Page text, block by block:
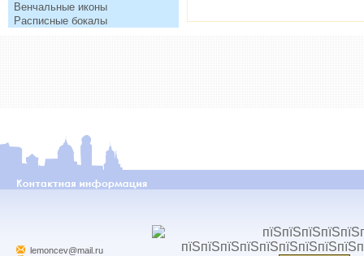
Венчальные иконы
Расписные бокалы
lemoncev@mail.ru